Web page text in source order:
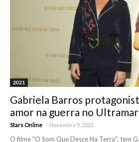
2021
Gabriela Barros
amor na guerra no Ultramar
Stars Online - Novembro 5, 2021
O filme "O Som Que Desce Na Terra", tem